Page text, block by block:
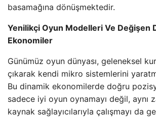
basamağına dönüşmektedir.
Yenilikçi Oyun Modelleri Ve Değişen
Ekonomiler
Günümüz oyun dünyası, geleneksel
çıkarak kendi mikro sistemlerini
Bu dinamik ekonomilerde doğru
sadece iyi oyun oynamayı değil, aynı
kaynak sağlayıcılarıyla çalışmayı da